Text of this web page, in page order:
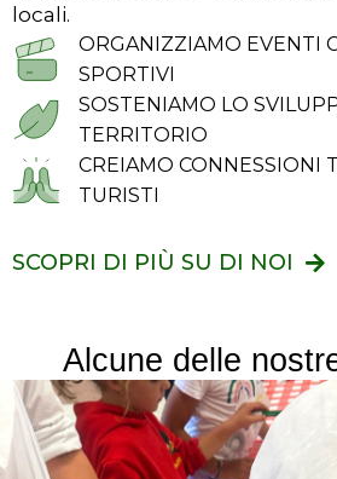
locali.
ORGANIZZIAMO EVENTI
SPORTIVI
SOSTENIAMO LO
TERRITORIO
CREIAMO CONNESSIONI
TURISTI
SCOPRI DI PIÙ SU DI NOI
Alcune delle